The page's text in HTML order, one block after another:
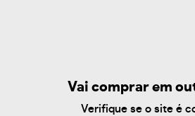
Vai comprar em
Verifique se o site é